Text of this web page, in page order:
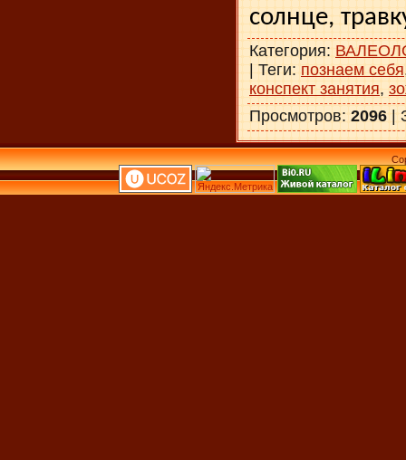
солнце,
Категория:
| Теги: познаем себя
конспект занятия,
Просмотров: 2096 |